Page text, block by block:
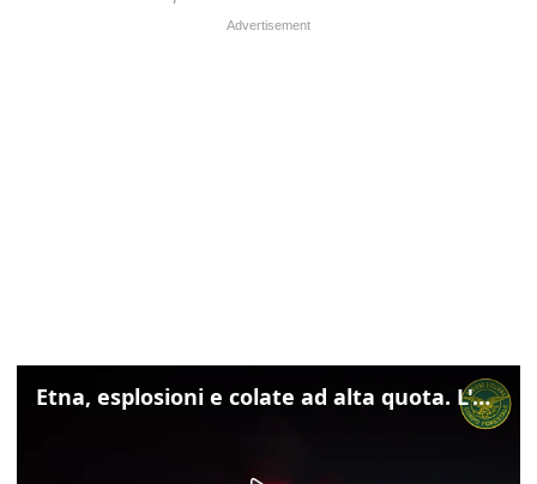
Etna, esplosioni e colate ad alta quota. L'aeroporto di Catania verso la normalità